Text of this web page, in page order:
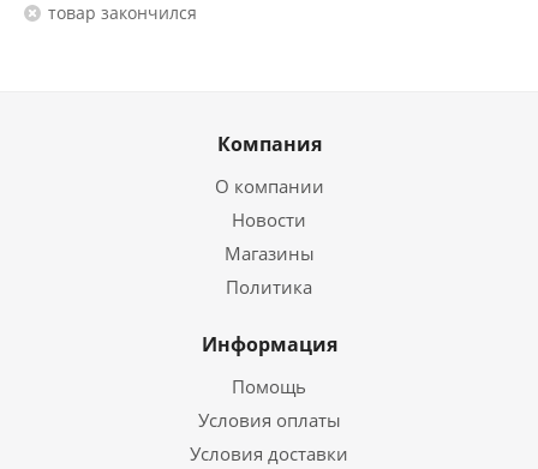
Товар закончился
Компания
О компании
Новости
Магазины
Политика
Информация
Помощь
Условия оплаты
Условия доставки